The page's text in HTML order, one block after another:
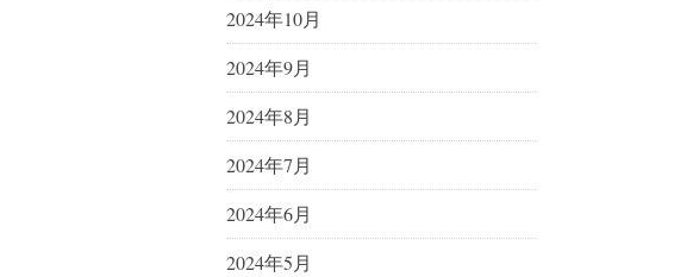
2024年10月
2024年9月
2024年8月
2024年7月
2024年6月
2024年5月